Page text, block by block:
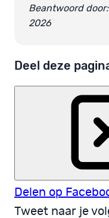
Beantwoord
2026
Deel deze
Delen op
Tweet naar je